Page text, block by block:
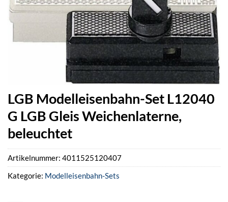
LGB Modelleisenbahn-Set L12040
G LGB Gleis Weichenlaterne,
beleuchtet
Artikelnummer: 4011525120407
Kategorie: Modelleisenbahn-Sets